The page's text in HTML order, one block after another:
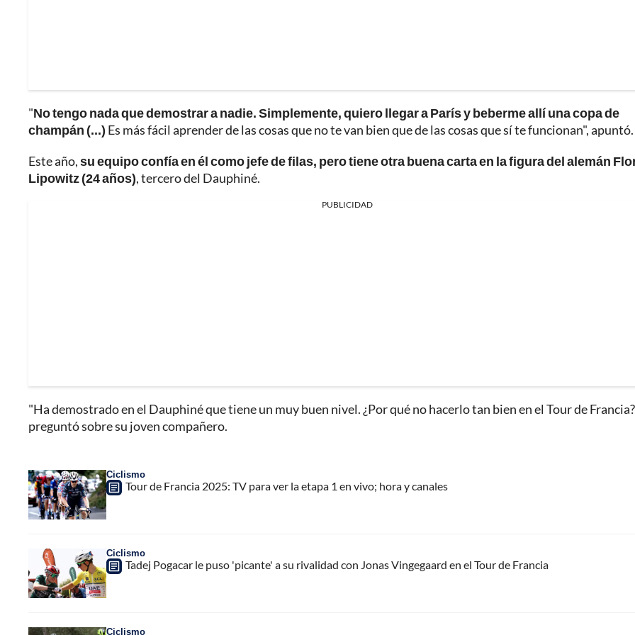
"No tengo nada que demostrar a nadie. Simplemente, quiero llegar a París y beberme allí una copa de
champán (...) Es más fácil aprender de las cosas que no te van bien que de las cosas que sí te funcionan", apuntó.
Este año,su equipo confía en él como jefe de filas, pero tiene otra buena carta en la figura del alemán
Lipowitz (24 años), tercero del Dauphiné.
PUBLICIDAD
"Ha demostrado en el Dauphiné que tiene un muy buen nivel. ¿Por qué no hacerlo tan bien en el Tour de
preguntó sobre su joven compañero.
Ciclismo
Tour de Francia 2025: TV para ver la etapa 1 en vivo; hora y canales
Ciclismo
Tadej Pogacar le puso 'picante' a su rivalidad con Jonas Vingegaard en el Tour de Francia
Ciclismo